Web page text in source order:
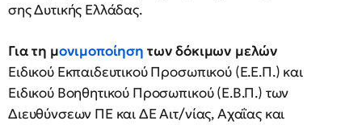
σης Δυτικής Ελλάδας.
Για τη μονιμοποίηση των δόκιμων μελών
Ειδικού Εκπαιδευτικού Προσωπικού (Ε.Ε.Π.) και
Ειδικού Βοηθητικού Προσωπικού (Ε.Β.Π.) των
Διευθύνσεων ΠΕ και ΔΕ Αιτ/νίας, Αχαΐας και